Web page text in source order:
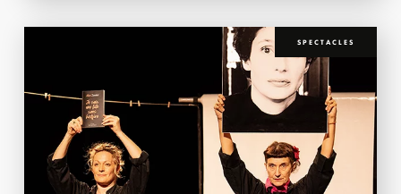
SPECTACLES